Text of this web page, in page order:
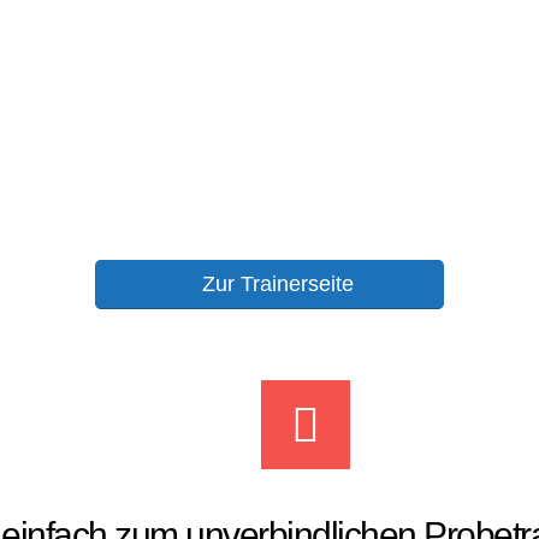
Zur Trainerseite